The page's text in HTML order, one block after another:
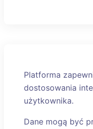
Platforma
dostosowania
użytkownika.
Dane mogą być